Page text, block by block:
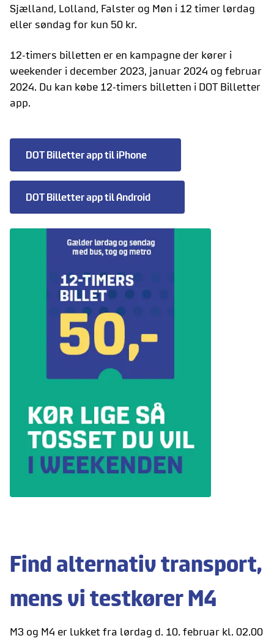
Sjælland, Lolland, Falster og Møn i 12 timer lørdag
eller søndag for kun 50 kr.
12-timers billetten er en kampagne der kører i
weekender i december 2023, januar 2024 og februar
2024. Du kan købe 12-timers billetten i DOT Billetter
app.
DOT Billetter app til iPhone
DOT Billetter app til Android
Find alternativ transport,
mens vi testkører M4
M3 og M4 er lukket fra lørdag d. 10. februar kl. 02.00